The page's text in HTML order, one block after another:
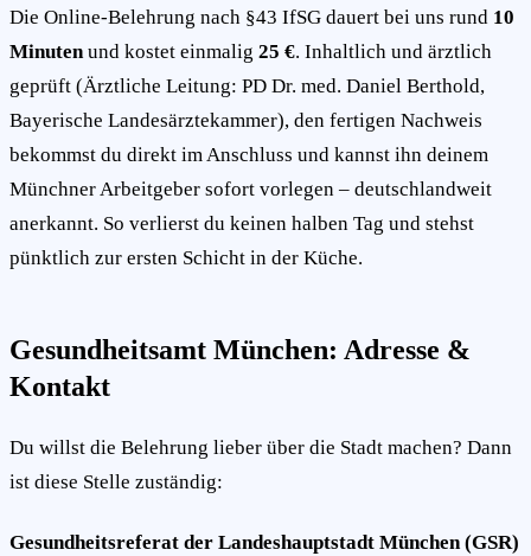
Die Online-Belehrung nach §43 IfSG dauert bei uns rund 10
Minutenund kostet einmalig 25 €. Inhaltlich und ärztlich
geprüft (Ärztliche Leitung: PD Dr. med. Daniel Berthold,
Bayerische Landesärztekammer), den fertigen Nachweis
bekommst du direkt im Anschluss und kannst ihn deinem
Münchner Arbeitgeber sofort vorlegen – deutschlandweit
anerkannt. So verlierst du keinen halben Tag und stehst
pünktlich zur ersten Schicht in der Küche.
Gesundheitsamt München: Adresse &
Kontakt
Du willst die Belehrung lieber über die Stadt machen? Dann
ist diese Stelle zuständig:
Gesundheitsreferat der Landeshauptstadt München (GSR)